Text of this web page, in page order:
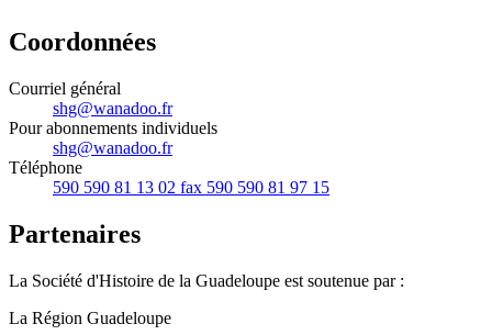
Coordonnées
Courriel général
shg@wanadoo.fr
Pour abonnements individuels
shg@wanadoo.fr
Téléphone
590 590 81 13 02 fax 590 590 81 97 15
Partenaires
La Société d'Histoire de la Guadeloupe est soutenue par :
La Région Guadeloupe